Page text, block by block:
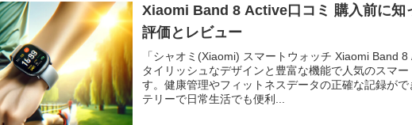
Xiaomi Band 8 Active口コミ 購入前に知
評価とレビュー
「シャオミ(Xiaomi) スマートウォッチ Xiaomi Band 8
タイリッシュなデザインと豊富な機能で人気のスマ
す。健康管理やフィットネスデータの正確な記録がで
テリーで日常生活でも便利...